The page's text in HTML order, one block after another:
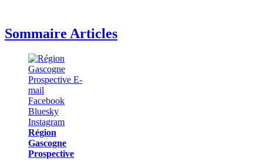
Sommaire Articles
Région
Gascogne
Prospective